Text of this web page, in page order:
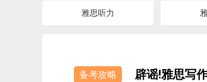
雅思听力
备考攻略 辟谣!雅思写